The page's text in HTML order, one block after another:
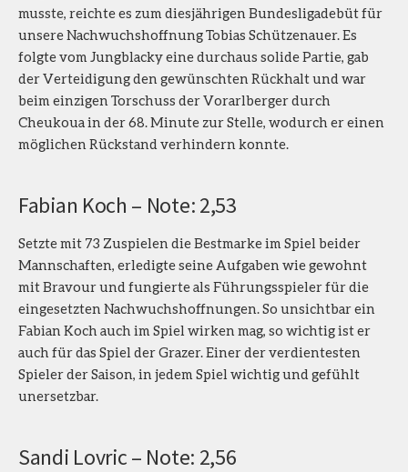
musste, reichte es zum diesjährigen Bundesligadebüt für
unsere Nachwuchshoffnung Tobias Schützenauer. Es
folgte vom Jungblacky eine durchaus solide Partie, gab
der Verteidigung den gewünschten Rückhalt und war
beim einzigen Torschuss der Vorarlberger durch
Cheukoua in der 68. Minute zur Stelle, wodurch er einen
möglichen Rückstand verhindern konnte.
Fabian Koch – Note: 2,53
Setzte mit 73 Zuspielen die Bestmarke im Spiel beider
Mannschaften, erledigte seine Aufgaben wie gewohnt
mit Bravour und fungierte als Führungsspieler für die
eingesetzten Nachwuchshoffnungen. So unsichtbar ein
Fabian Koch auch im Spiel wirken mag, so wichtig ist er
auch für das Spiel der Grazer. Einer der verdientesten
Spieler der Saison, in jedem Spiel wichtig und gefühlt
unersetzbar.
Sandi Lovric – Note: 2,56